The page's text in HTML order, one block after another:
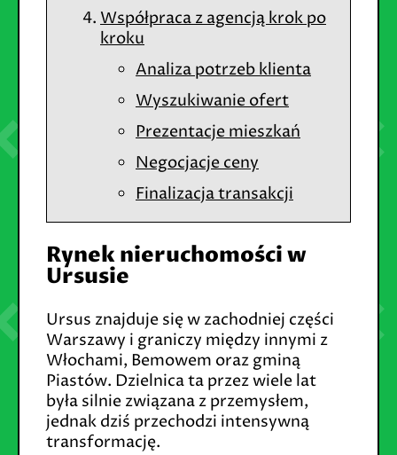
Współpraca z agencją krok po
kroku
Analiza potrzeb klienta
Wyszukiwanie ofert
Prezentacje mieszkań
Negocjacje ceny
Finalizacja transakcji
Rynek nieruchomości w
Ursusie
Ursus znajduje się w zachodniej części
Warszawy i graniczy między innymi z
Włochami, Bemowem oraz gminą
Piastów. Dzielnica ta przez wiele lat
była silnie związana z przemysłem,
jednak dziś przechodzi intensywną
transformację.